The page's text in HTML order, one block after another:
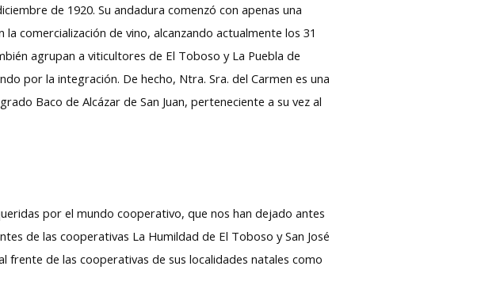
de 1920. Su andadura comenzó con apenas una
comercialización de vino, alcanzando actualmente los 31
agrupan a viticultores de El Toboso y La Puebla de
por la integración. De hecho, Ntra. Sra. del Carmen es una
Baco de Alcázar de San Juan, perteneciente a su vez al
por el mundo cooperativo, que nos han dejado antes
de las cooperativas La Humildad de El Toboso y San José
frente de las cooperativas de sus localidades natales como